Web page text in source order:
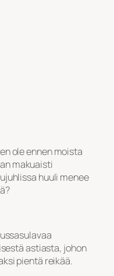
ole ennen moista
makuaisti
huuli menee
astiasta, johon
pientä reikää.